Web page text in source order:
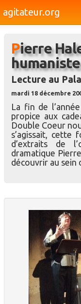
agitateur.org
Bourges & le Cher
Société
Médias
Dossiers
Brèves
Pierre Halet, un écrivain
humaniste
Lecture au
mardi 18 décembre
La fin de
propice aux
Double Coeur
s’agissait, cette
d’extraits de
dramatique
découvrir au sein